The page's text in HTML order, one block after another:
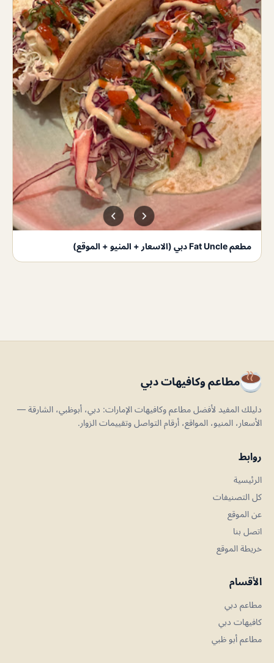
مطعم Fat Uncle دبي (الاسعار + المنيو + الموقع)
مطاعم وكافيهات دبي
دليلك المفيد لأفضل مطاعم وكافيهات الإمارات: دبي، أبوظبي، الشارقة —
الأسعار، المنيو، المواقع، أرقام التواصل وتقييمات الزوار.
روابط
الرئيسية
كل التصنيفات
عن الموقع
اتصل بنا
خريطة الموقع
الأقسام
مطاعم دبي
كافيهات دبي
مطاعم أبو ظبي